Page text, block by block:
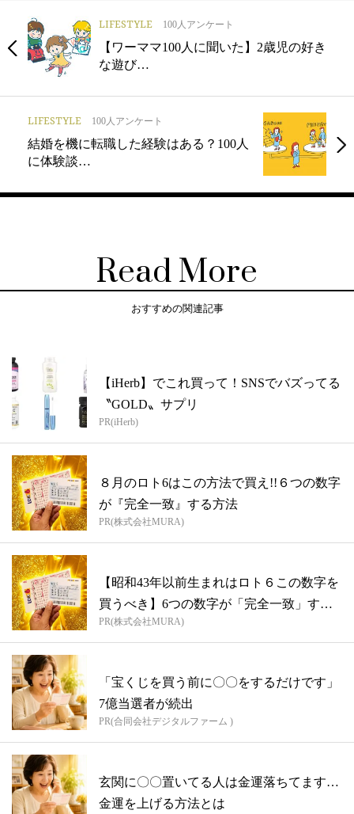
LIFESTYLE 100人アンケート
【ワーママ100人に聞いた】2歳児の好き
な遊び…
LIFESTYLE 100人アンケート
結婚を機に転職した経験はある？100人
に体験談…
Read More
おすすめの関連記事
【iHerb】でこれ買って！SNSでバズってる
〝GOLD〟サプリ
PR(iHerb)
８月のロト6はこの方法で買え!!６つの数字
が『完全一致』する方法
PR(株式会社MURA)
【昭和43年以前生まれはロト６この数字を
買うべき】6つの数字が「完全一致」する
方...
PR(株式会社MURA)
「宝くじを買う前に〇〇をするだけです」
7億当選者が続出
PR(合同会社デジタルファーム )
玄関に〇〇置いてる人は金運落ちてます…
金運を上げる方法とは